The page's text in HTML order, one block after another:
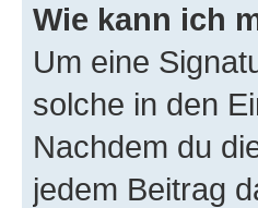
Wie kann ich
Um eine
solche in den
Nachdem du
jedem Beitrag